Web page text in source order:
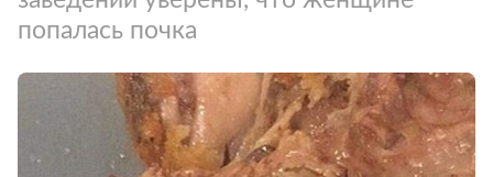
попалась почка